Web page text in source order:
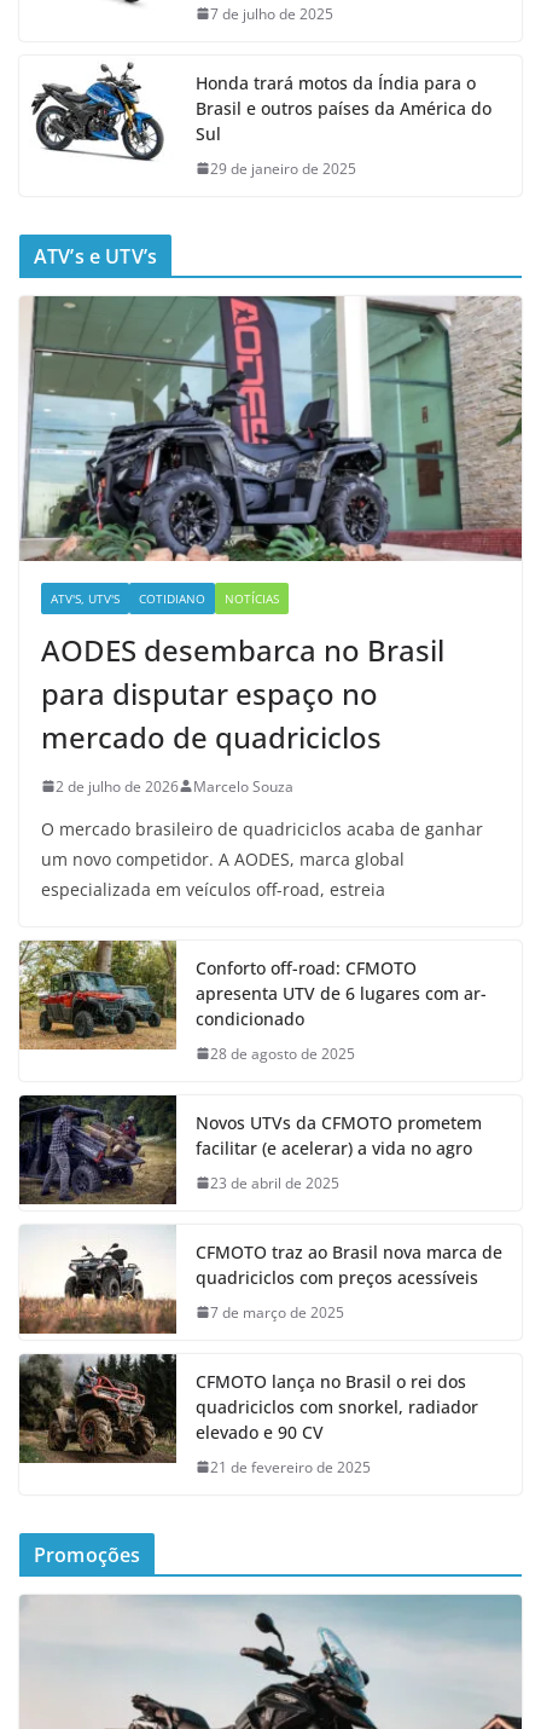
7 de julho de 2025
Honda trará motos da Índia para o
Brasil e outros países da América do
Sul
29 de janeiro de 2025
ATV’s e UTV’s
ATV'S, UTV'S COTIDIANO NOTÍCIAS
AODES desembarca no Brasil
para disputar espaço no
mercado de quadriciclos
2 de julho de 2026 Marcelo Souza
O mercado brasileiro de quadriciclos acaba de ganhar
um novo competidor. A AODES, marca global
especializada em veículos off-road, estreia
Conforto off-road: CFMOTO
apresenta UTV de 6 lugares com ar-
condicionado
28 de agosto de 2025
Novos UTVs da CFMOTO prometem
facilitar (e acelerar) a vida no agro
23 de abril de 2025
CFMOTO traz ao Brasil nova marca de
quadriciclos com preços acessíveis
7 de março de 2025
CFMOTO lança no Brasil o rei dos
quadriciclos com snorkel, radiador
elevado e 90 CV
21 de fevereiro de 2025
Promoções